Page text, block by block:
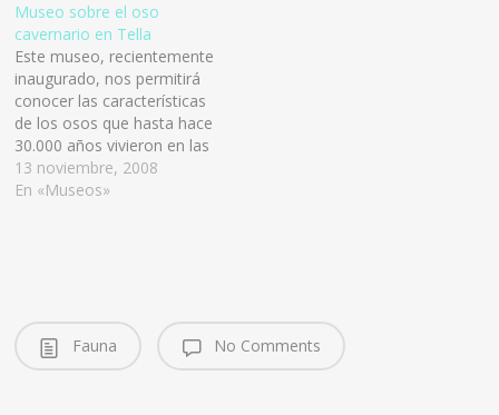
Museo sobre el oso
cavernario en Tella
Este museo, recientemente
inaugurado, nos permitirá
conocer las características
de los osos que hasta hace
30.000 años vivieron en las
cavernas de Tella. Ubicado
en la Casa del Molino de
13 noviembre, 2008
En «Museos»
Fauna No Comments